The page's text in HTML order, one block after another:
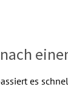
es